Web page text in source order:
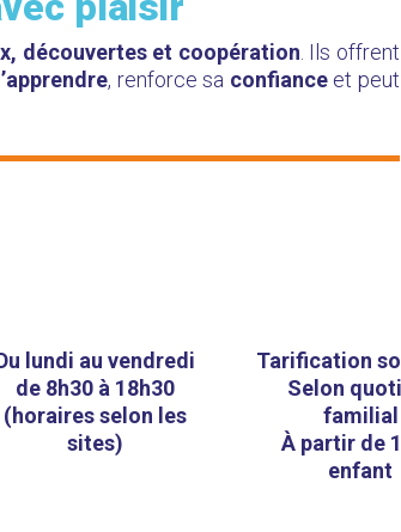
découvertes et coopération . Ils offrent
, renforce sa confianceet peut
lundi au vendredi
de 8h30 à 18h30
(horaires selon les
sites)
Tarification
Selon
familial
À partir de
enfant